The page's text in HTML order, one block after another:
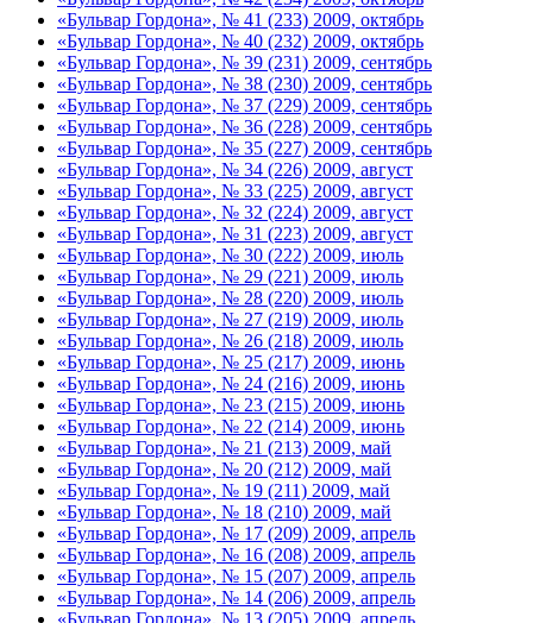
«Бульвар Гордона», № 41 (233) 2009, октябрь
«Бульвар Гордона», № 40 (232) 2009, октябрь
«Бульвар Гордона», № 39 (231) 2009, сентябрь
«Бульвар Гордона», № 38 (230) 2009, сентябрь
«Бульвар Гордона», № 37 (229) 2009, сентябрь
«Бульвар Гордона», № 36 (228) 2009, сентябрь
«Бульвар Гордона», № 35 (227) 2009, сентябрь
«Бульвар Гордона», № 34 (226) 2009, август
«Бульвар Гордона», № 33 (225) 2009, август
«Бульвар Гордона», № 32 (224) 2009, август
«Бульвар Гордона», № 31 (223) 2009, август
«Бульвар Гордона», № 30 (222) 2009, июль
«Бульвар Гордона», № 29 (221) 2009, июль
«Бульвар Гордона», № 28 (220) 2009, июль
«Бульвар Гордона», № 27 (219) 2009, июль
«Бульвар Гордона», № 26 (218) 2009, июль
«Бульвар Гордона», № 25 (217) 2009, июнь
«Бульвар Гордона», № 24 (216) 2009, июнь
«Бульвар Гордона», № 23 (215) 2009, июнь
«Бульвар Гордона», № 22 (214) 2009, июнь
«Бульвар Гордона», № 21 (213) 2009, май
«Бульвар Гордона», № 20 (212) 2009, май
«Бульвар Гордона», № 19 (211) 2009, май
«Бульвар Гордона», № 18 (210) 2009, май
«Бульвар Гордона», № 17 (209) 2009, апрель
«Бульвар Гордона», № 16 (208) 2009, апрель
«Бульвар Гордона», № 15 (207) 2009, апрель
«Бульвар Гордона», № 14 (206) 2009, апрель
«Бульвар Гордона», № 13 (205) 2009, апрель